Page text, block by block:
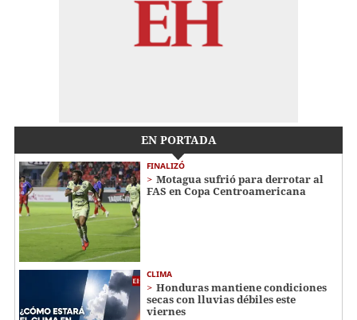
EN PORTADA
FINALIZÓ
Motagua sufrió para derrotar al
FAS en Copa Centroamericana
CLIMA
Honduras mantiene condiciones
secas con lluvias débiles este
viernes